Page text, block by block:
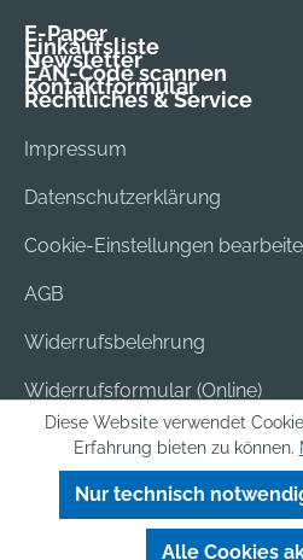
E-Paper
Einkaufsliste
Newsletter
EAN-Code scannen
Kontaktformular
Rechtliches & Service
Impressum
Datenschutzerklärung
Cookie-Einstellungen
AGB
Widerrufsbelehrung
Widerrufsformular (Online)
Versand & Bezahlung
Batterieentsorgung
Diese Website verwendet
Erfahrung bieten zu können.
Nur technisch
Alle Cookies